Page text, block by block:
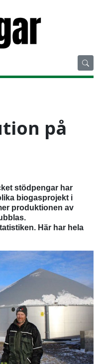
på
stödpengar har
biogasprojekt i
produktionen av
Här har hela